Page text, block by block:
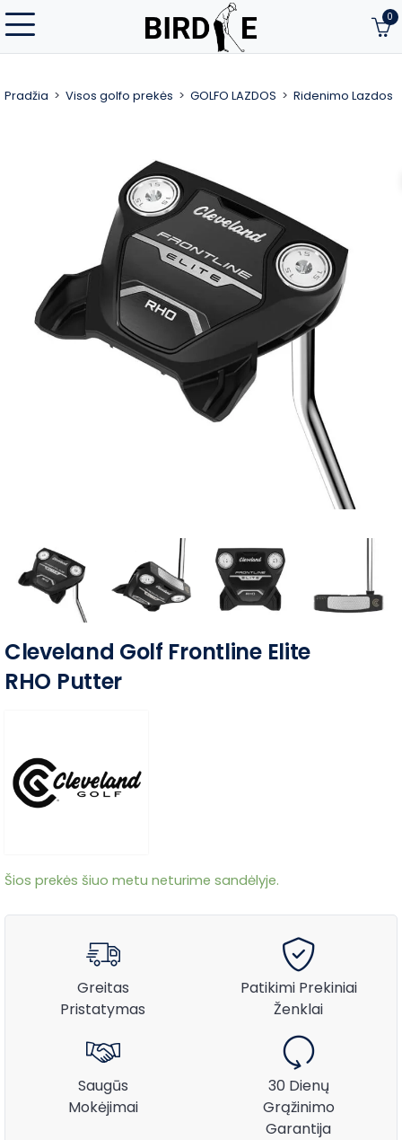
0
Pradžia Visos golfo prekės GOLFO LAZDOS Ridenimo Lazdos
Cleveland Golf Frontline Elite
RHO Putter
Šios prekės šiuo metu neturime sandėlyje.
Greitas
Pristatymas
Patikimi Prekiniai
Ženklai
Saugūs
Mokėjimai
30 Dienų
Grąžinimo
Garantija